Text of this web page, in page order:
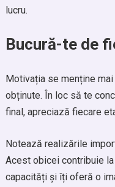
lucru.
Bucură-te de
Motivația se menține
obținute. În loc să te
final, apreciază fiecare
Notează realizările
Acest obicei contribuie
capacități și îți oferă o